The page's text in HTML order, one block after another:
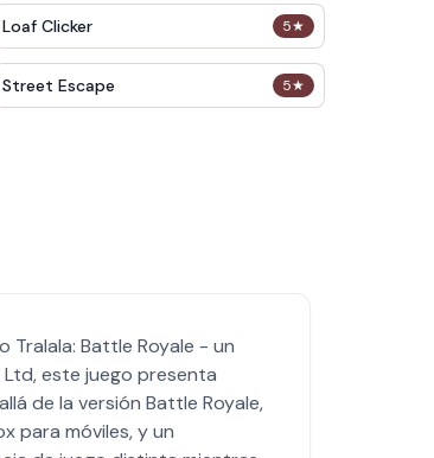
5★
Loaf Clicker
5★
Street Escape
Tralala: Battle Royale - un
este juego presenta
de la versión Battle Royale,
para móviles, y un